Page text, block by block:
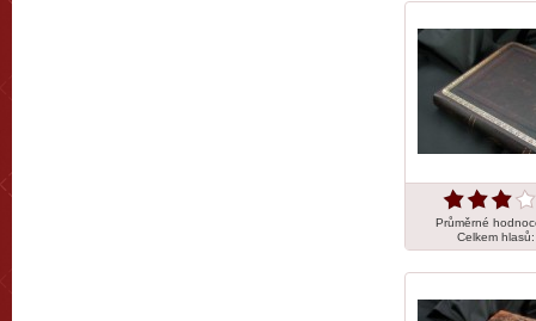
Průměrné
Celkem